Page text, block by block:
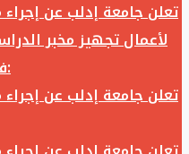
تعلن جامعة إدلب عن
لأعمال تجهيز مخبر
في جامعة ادلب وفق الآتي:
تعلن جامعة إدلب عن